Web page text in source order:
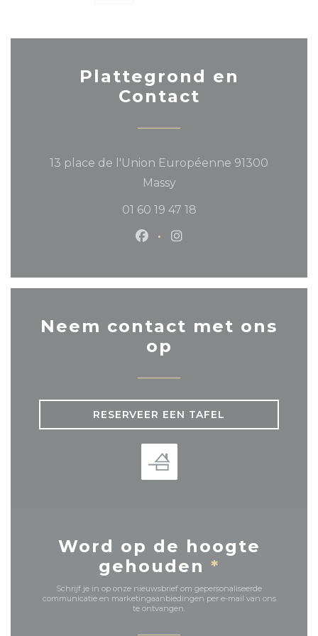
Plattegrond en
Contact
13 place de l'Union Européenne 91300
Massy((opent in een nieuw
01 60 19 47 18
Facebook ((opent in een
Instagram ((opent in
Neem contact met ons
op
RESERVEER EEN TAFEL
Word op de hoogte
gehouden *
Schrijf je in op onze nieuwsbrief om gepersonaliseerde
communicatie en marketingaanbiedingen per e-mail van ons
te ontvangen.